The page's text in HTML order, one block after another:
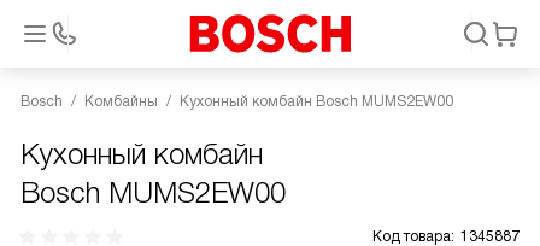
Bosch Комбайны Кухонный комбайн Bosch MUMS2EW00
Кухонный комбайн
Bosch MUMS2EW00
Код товара: 1345887